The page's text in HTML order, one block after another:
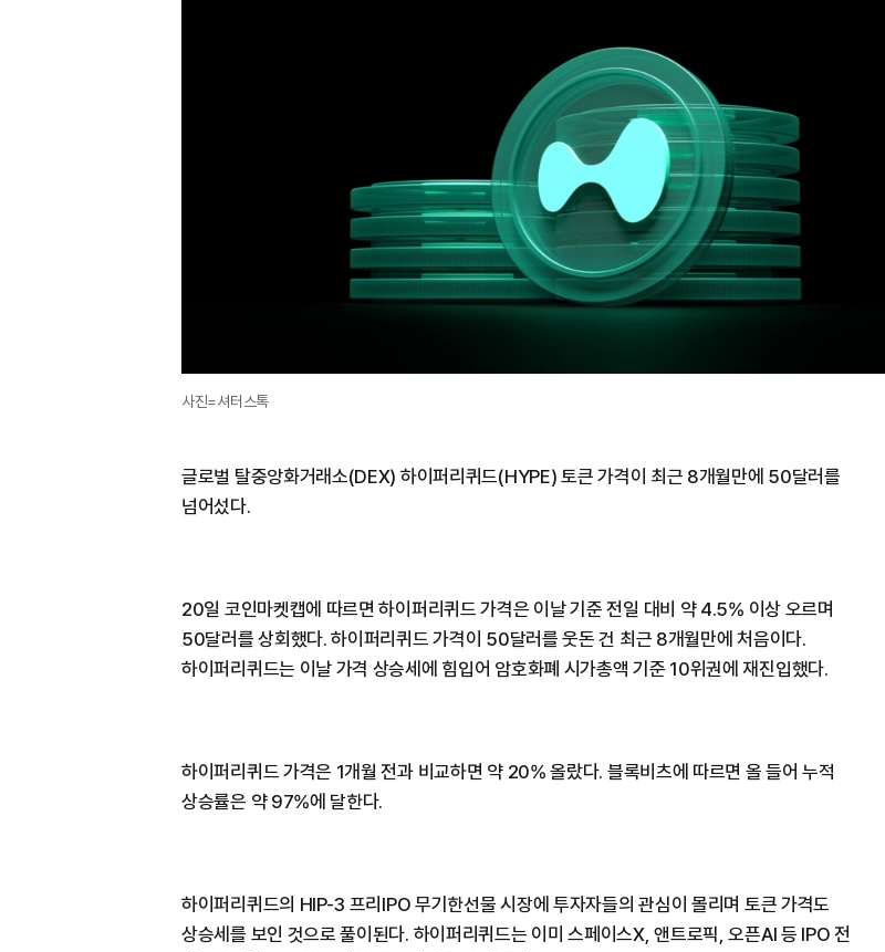
사진=셔터스톡
글로벌 탈중앙화거래소(DEX) 하이퍼리퀴드(HYPE) 토큰 가격이 최근 8개월만에 50달러를
넘어섰다.
20일 코인마켓캡에 따르면 하이퍼리퀴드 가격은 이날 기준 전일 대비 약 4.5% 이상 오르며
50달러를 상회했다. 하이퍼리퀴드 가격이 50달러를 웃돈 건 최근 8개월만에 처음이다.
하이퍼리퀴드는 이날 가격 상승세에 힘입어 암호화폐 시가총액 기준 10위권에 재진입했다.
하이퍼리퀴드 가격은 1개월 전과 비교하면 약 20% 올랐다. 블록비츠에 따르면 올 들어 누적
상승률은 약 97%에 달한다.
하이퍼리퀴드의 HIP-3 프리IPO 무기한선물 시장에 투자자들의 관심이 몰리며 토큰 가격도
상승세를 보인 것으로 풀이된다. 하이퍼리퀴드는 이미 스페이스X, 앤트로픽, 오픈AI 등 IPO 전